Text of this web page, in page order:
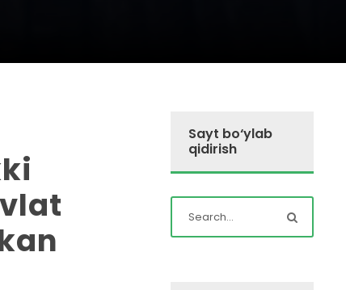
Sayt bo‘ylab
qidirish